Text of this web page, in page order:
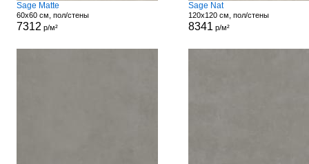
Sage Matte
60x60 см, пол/стены
7312 р/м²
Sage Nat
120x120 см, пол/стены
8341 р/м²